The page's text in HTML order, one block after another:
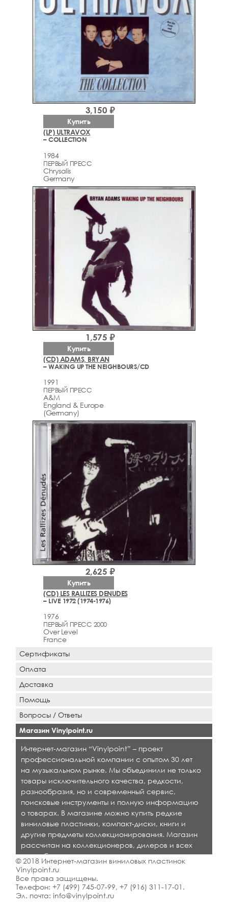
(LP) ULTRAVOX
– COLLECTION
1984
ПЕРВЫЙ ПРЕСС
Chrysalis
Germany
3,150 ₽
Купить
(CD) ADAMS, BRYAN
– WAKING UP THE NEIGHBOURS/CD
1991
ПЕРВЫЙ ПРЕСС
A&M
England & Europe
(Germany)
1,575 ₽
Купить
(CD) LES RALLIZES DENUDES
– LIVE 1972 (1974-1976)
1976
ПЕРВЫЙ ПРЕСС 2000
Over Level
France
2,625 ₽
Купить
Сертификаты
Оплата
Доставка
Помощь
Вопросы / Ответы
Магазин Vinylpoint.ru
Интернет-магазин “Vinylpoint” – проект
профессиональной компании с опытом 30 лет
на музыкальном рынке. Мы объединили не только
товары исключительного качества, редкости,
разнообразия, но и современный сервис,
поисковые инструменты и полную информацию
о товарах. В магазине можно купить редкие
виниловые пластинки, компакт-диски, книги и
другие предметы коллекционирования. Магазин
рассчитан на коллекционеров, дилеров и всех
кто любит качественную музыку.
© 2018 Интернет-магазин виниловых пластинок
Vinylpoint.ru
Все права защищены.
Телефон: +7 (499) 745-07-99, +7 (916) 311-17-01 .
Эл. почта: info@vinylpoint.ru